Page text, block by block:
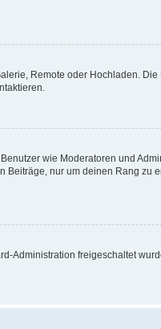
Remote oder Hochladen.
wie Moderatoren und
Beiträge, nur um deinen Rang
Administration freigeschaltet